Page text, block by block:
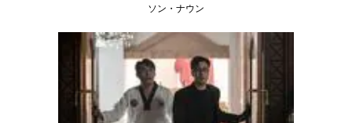
ソン・ナウン